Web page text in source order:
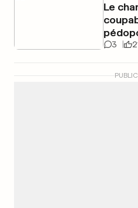
Le
3